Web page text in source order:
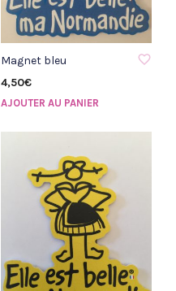
AJOUTER À LA LISTE D'ENVIE
Magnet bleu
4,50€
AJOUTER AU PANIER